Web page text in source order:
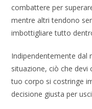
combattere per
mentre altri tendono
imbottigliare tutto
Indipendentemente dal
situazione, ciò che devi
tuo corpo si costringe
decisione giusta per